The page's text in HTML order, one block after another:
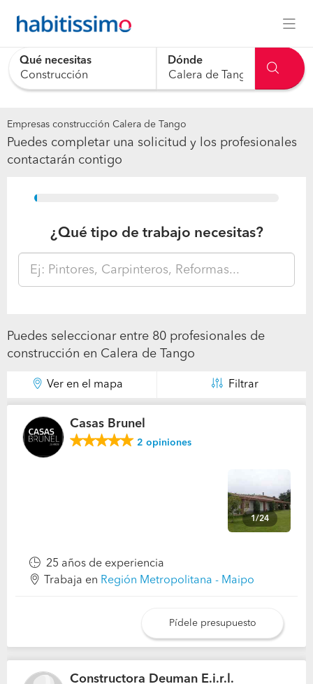
Qué necesitas Dónde
Empresas construcción Calera de Tango
Puedes completar una solicitud y los profesionales
contactarán contigo
15%
¿Qué tipo de trabajo necesitas?
Puedes seleccionar entre 80 profesionales de
construcción en Calera de Tango
Ver en el mapa Filtrar
Casas Brunel
2 opiniones
1/24
25 años de experiencia
Trabaja en Región Metropolitana - Maipo
Pídele presupuesto
Constructora Deuman E.i.r.l.